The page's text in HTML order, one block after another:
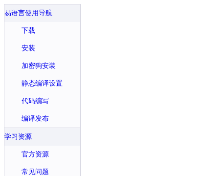
易语言使用导航
下载
安装
加密狗安装
静态编译设置
代码编写
编译发布
学习资源
官方资源
常见问题